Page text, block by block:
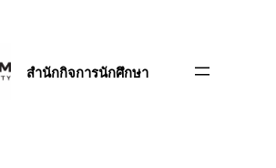
สำนักกิจการนักศึกษา